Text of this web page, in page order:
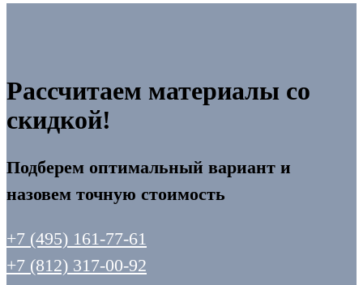
Рассчитаем материалы со
скидкой!
Подберем оптимальный вариант и
назовем точную стоимость
+7 (495) 161-77-61
+7 (812) 317-00-92